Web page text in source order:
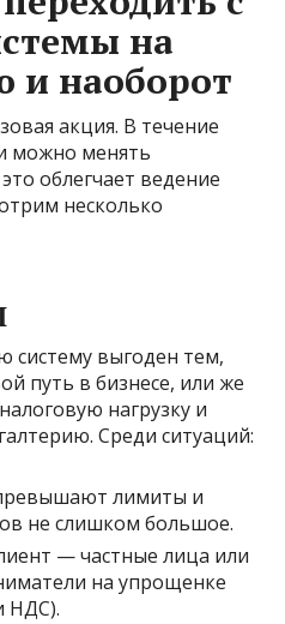
на
и наоборот
акция. В течение
можно менять
облегчает ведение
несколько
систему выгоден тем,
путь в бизнесе, или же
нагрузку и
Среди ситуаций:
лимиты и
не слишком большое.
— частные лица или
на упрощенке
НДС).